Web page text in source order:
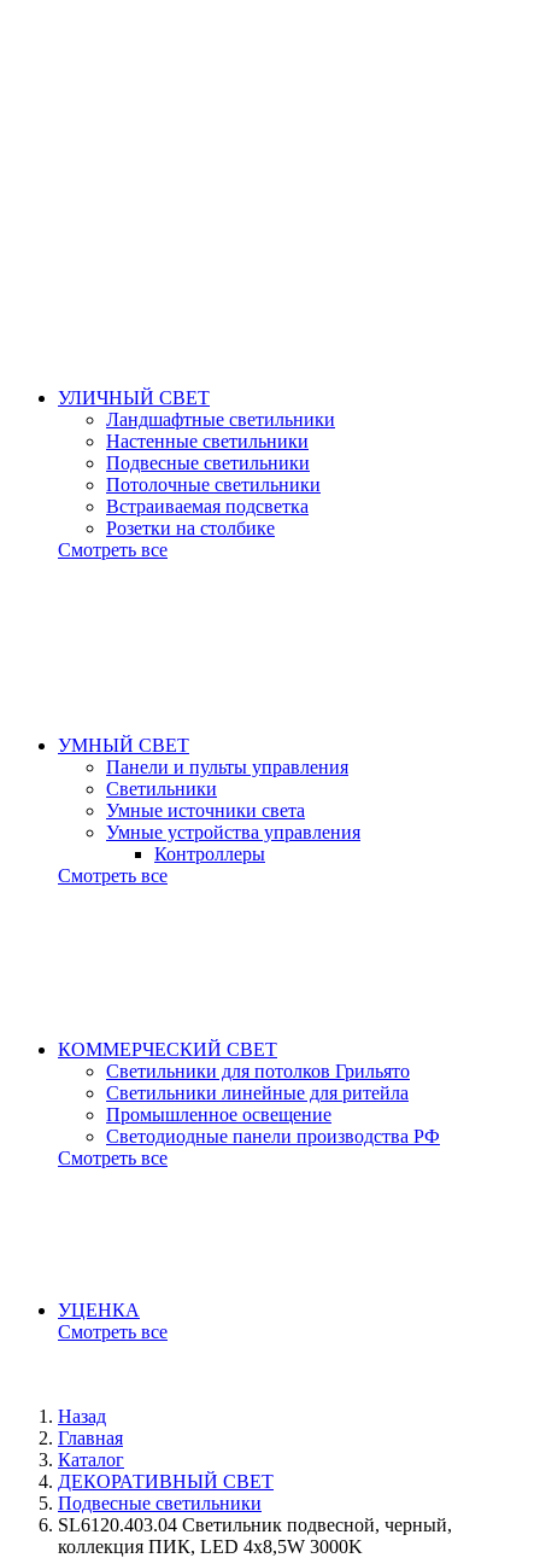
УЛИЧНЫЙ СВЕТ
Ландшафтные светильники
Настенные светильники
Подвесные светильники
Потолочные светильники
Встраиваемая подсветка
Розетки на столбике
Смотреть все
УМНЫЙ СВЕТ
Панели и пульты управления
Светильники
Умные источники света
Умные устройства управления
Контроллеры
Смотреть все
КОММЕРЧЕСКИЙ СВЕТ
Светильники для потолков Грильято
Светильники линейные для ритейла
Промышленное освещение
Светодиодные панели производства РФ
Смотреть все
УЦЕНКА
Смотреть все
Назад
Главная
Каталог
ДЕКОРАТИВНЫЙ СВЕТ
Подвесные светильники
SL6120.403.04 Светильник подвесной, черный,
коллекция ПИК, LED 4x8,5W 3000K